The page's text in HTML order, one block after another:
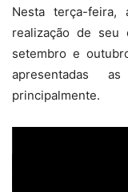
Nesta terça-
realização de seu
setembro e
apresentadas
principalmente.